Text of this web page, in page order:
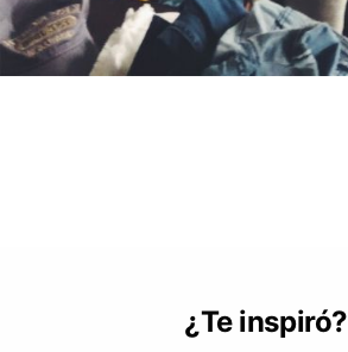
¿Te inspiró?